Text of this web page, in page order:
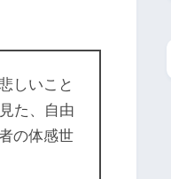
しいこと
た、自由
の体感世